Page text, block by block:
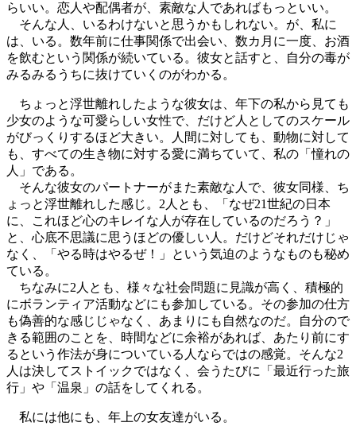
らいい。恋人や配偶者が、素敵な人であればもっといい。
そんな人、いるわけないと思うかもしれない。が、私に
は、いる。数年前に仕事関係で出会い、数カ月に一度、お酒
を飲むという関係が続いている。彼女と話すと、自分の毒が
みるみるうちに抜けていくのがわかる。
ちょっと浮世離れしたような彼女は、年下の私から見ても
少女のような可愛らしい女性で、だけど人としてのスケール
がびっくりするほど大きい。人間に対しても、動物に対して
も、すべての生き物に対する愛に満ちていて、私の「憧れの
人」である。
そんな彼女のパートナーがまた素敵な人で、彼女同様、ち
ょっと浮世離れした感じ。2人とも、「なぜ21世紀の日本
に、これほど心のキレイな人が存在しているのだろう？」
と、心底不思議に思うほどの優しい人。だけどそれだけじゃ
なく、「やる時はやるぜ！」という気迫のようなものも秘め
ている。
ちなみに2人とも、様々な社会問題に見識が高く、積極的
にボランティア活動などにも参加している。その参加の仕方
も偽善的な感じじゃなく、あまりにも自然なのだ。自分ので
きる範囲のことを、時間などに余裕があれば、あたり前にす
るという作法が身についている人ならではの感覚。そんな2
人は決してストイックではなく、会うたびに「最近行った旅
行」や「温泉」の話をしてくれる。
私には他にも、年上の女友達がいる。